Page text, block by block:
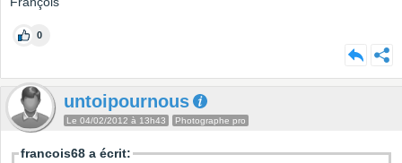
0
untoipournous
Le 04/02/2012 à 13h43 Photographe pro
francois68 a écrit: